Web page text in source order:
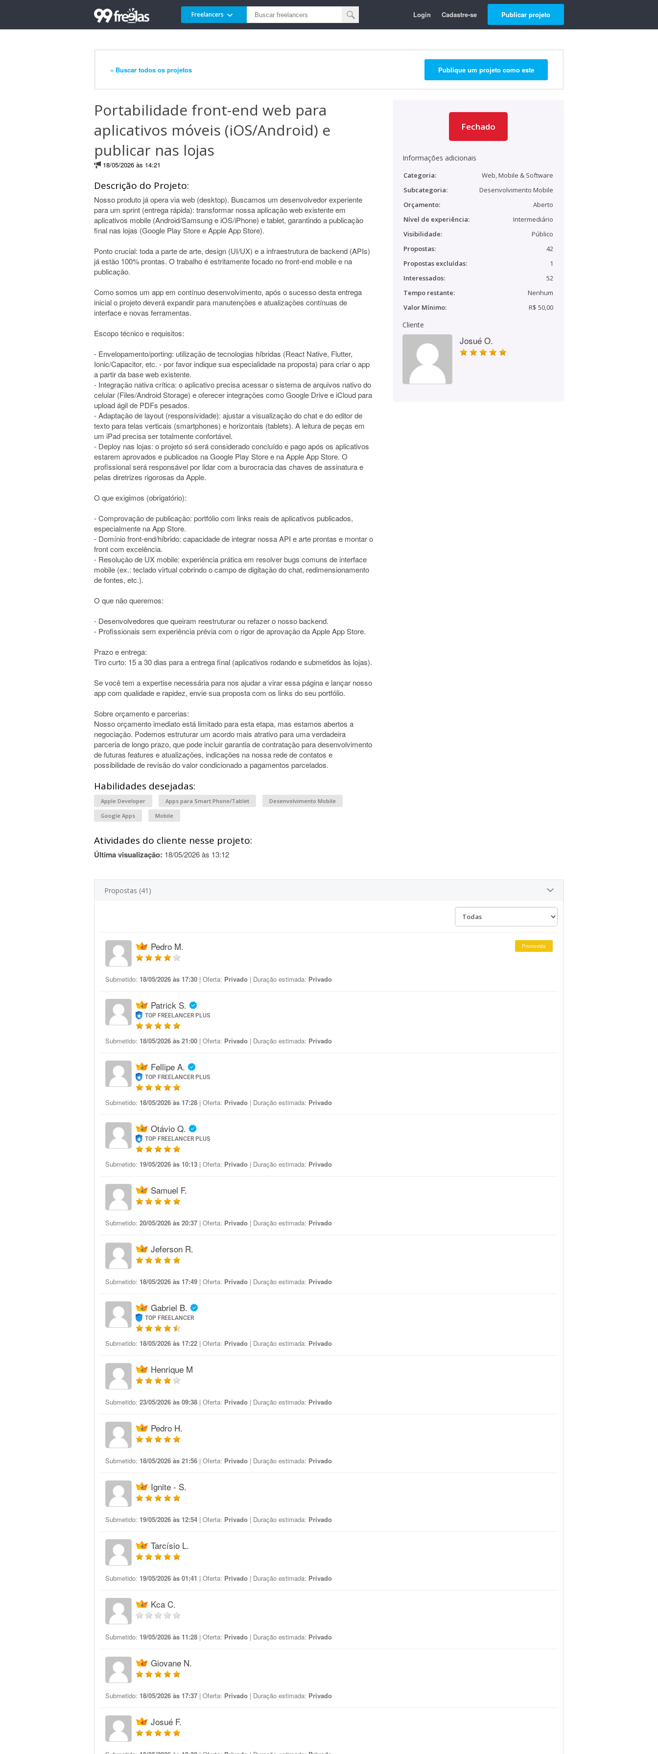
Freelancers Login Cadastre-se Publicar projeto
« Buscar todos os projetos Publique um projeto como este
Portabilidade front-end web para
aplicativos móveis (iOS/Android) e
publicar nas lojas
18/05/2026 às 14:21
Descrição do Projeto:
Nosso produto já opera via web (desktop). Buscamos um desenvolvedor experiente
para um sprint (entrega rápida): transformar nossa aplicação web existente em
aplicativos mobile (Android/Samsung e iOS/iPhone) e tablet, garantindo a publicação
final nas lojas (Google Play Store e Apple App Store).
Ponto crucial: toda a parte de arte, design (UI/UX) e a infraestrutura de backend (APIs)
já estão 100% prontas. O trabalho é estritamente focado no front-end mobile e na
publicação.
Como somos um app em contínuo desenvolvimento, após o sucesso desta entrega
inicial o projeto deverá expandir para manutenções e atualizações contínuas de
interface e novas ferramentas.
Escopo técnico e requisitos:
- Envelopamento/porting: utilização de tecnologias híbridas (React Native, Flutter,
Ionic/Capacitor, etc. - por favor indique sua especialidade na proposta) para criar o app
a partir da base web existente.
- Integração nativa crítica: o aplicativo precisa acessar o sistema de arquivos nativo do
celular (Files/Android Storage) e oferecer integrações como Google Drive e iCloud para
upload ágil de PDFs pesados.
- Adaptação de layout (responsividade): ajustar a visualização do chat e do editor de
texto para telas verticais (smartphones) e horizontais (tablets). A leitura de peças em
um iPad precisa ser totalmente confortável.
- Deploy nas lojas: o projeto só será considerado concluído e pago após os aplicativos
estarem aprovados e publicados na Google Play Store e na Apple App Store. O
profissional será responsável por lidar com a burocracia das chaves de assinatura e
pelas diretrizes rigorosas da Apple.
O que exigimos (obrigatório):
- Comprovação de publicação: portfólio com links reais de aplicativos publicados,
especialmente na App Store.
- Domínio front-end/híbrido: capacidade de integrar nossa API e arte prontas e montar o
front com excelência.
- Resolução de UX mobile: experiência prática em resolver bugs comuns de interface
mobile (ex.: teclado virtual cobrindo o campo de digitação do chat, redimensionamento
de fontes, etc.).
O que não queremos:
- Desenvolvedores que queiram reestruturar ou refazer o nosso backend.
- Profissionais sem experiência prévia com o rigor de aprovação da Apple App Store.
Prazo e entrega:
Tiro curto: 15 a 30 dias para a entrega final (aplicativos rodando e submetidos às lojas).
Se você tem a expertise necessária para nos ajudar a virar essa página e lançar nosso
app com qualidade e rapidez, envie sua proposta com os links do seu portfólio.
Sobre orçamento e parcerias:
Nosso orçamento imediato está limitado para esta etapa, mas estamos abertos a
negociação. Podemos estruturar um acordo mais atrativo para uma verdadeira
parceria de longo prazo, que pode incluir garantia de contratação para desenvolvimento
de futuras features e atualizações, indicações na nossa rede de contatos e
possibilidade de revisão do valor condicionado a pagamentos parcelados.
Habilidades desejadas:
Apple Developer Apps para Smart Phone/Tablet
Desenvolvimento Mobile
Google Apps
Mobile
Atividades do cliente nesse projeto:
Última visualização: 18/05/2026 às 13:12
Fechado
Informações adicionais
Categoria:
Web, Mobile & Software
Subcategoria:
Desenvolvimento Mobile
Orçamento:
Aberto
Nível de experiência:
Intermediário
Visibilidade:
Público
Propostas:
42
Propostas excluídas:
1
Interessados:
52
Tempo restante:
Nenhum
Valor Mínimo:
R$ 50,00
Cliente
Josué O.
Propostas (41)
Pedro M. Promovida
Submetido: 18/05/2026 às 17:30 | Oferta: Privado | Duração estimada: Privado
Patrick S.
TOP FREELANCER PLUS
Submetido: 18/05/2026 às 21:00 | Oferta: Privado | Duração estimada: Privado
Fellipe A.
TOP FREELANCER PLUS
Submetido: 18/05/2026 às 17:28 | Oferta: Privado | Duração estimada: Privado
Otávio Q.
TOP FREELANCER PLUS
Submetido: 19/05/2026 às 10:13 | Oferta: Privado | Duração estimada: Privado
Samuel F.
Submetido: 20/05/2026 às 20:37 | Oferta: Privado | Duração estimada: Privado
Jeferson R.
Submetido: 18/05/2026 às 17:49 | Oferta: Privado | Duração estimada: Privado
Gabriel B.
TOP FREELANCER
Submetido: 18/05/2026 às 17:22 | Oferta: Privado | Duração estimada: Privado
Henrique M
Submetido: 23/05/2026 às 09:38 | Oferta: Privado | Duração estimada: Privado
Pedro H.
Submetido: 18/05/2026 às 21:56 | Oferta: Privado | Duração estimada: Privado
Ignite - S.
Submetido: 19/05/2026 às 12:54 | Oferta: Privado | Duração estimada: Privado
Tarcísio L.
Submetido: 19/05/2026 às 01:41 | Oferta: Privado | Duração estimada: Privado
Kca C.
Submetido: 19/05/2026 às 11:28 | Oferta: Privado | Duração estimada: Privado
Giovane N.
Submetido: 18/05/2026 às 17:37 | Oferta: Privado | Duração estimada: Privado
Josué F.